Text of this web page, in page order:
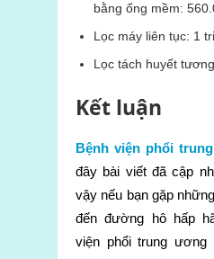
bằng ống mềm:
Lọc máy liên tục: 1
Lọc tách huyết
Kết luận
Bệnh viện phổi
đây bài viết đã cập
vậy nếu bạn gặp
đến đường hô hấp
viện phổi trung